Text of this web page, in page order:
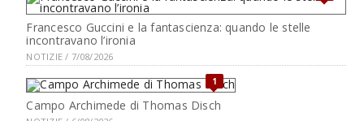
Francesco Guccini e la fantascienza: quando le stelle
incontravano l’ironia
NOTIZIE / 7/08/2026
1
Campo Archimede di Thomas Disch